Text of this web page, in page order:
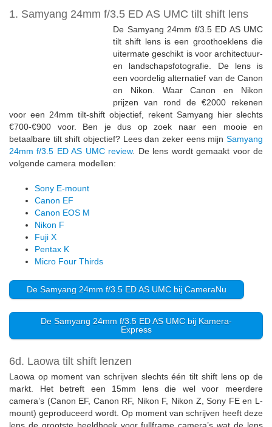
1. Samyang 24mm f/3.5 ED AS UMC tilt shift lens
De Samyang 24mm f/3.5 ED AS UMC
tilt shift lens is een groothoeklens die
uitermate geschikt is voor architectuur-
en landschapsfotografie. De lens is
een voordelig alternatief van de Canon
en Nikon. Waar Canon en Nikon
prijzen van rond de €2000 rekenen
voor een 24mm tilt-shift objectief, rekent Samyang hier slechts
€700-€900 voor. Ben je dus op zoek naar een mooie en
betaalbare tilt shift objectief? Lees dan zeker eens mijn Samyang
24mm f/3.5 ED AS UMC review. De lens wordt gemaakt voor de
volgende camera modellen:
Sony E-mount
Canon EF
Canon EOS M
Nikon F
Fuji X
Pentax K
Micro Four Thirds
De Samyang 24mm f/3.5 ED AS UMC bij CameraNu
De Samyang 24mm f/3.5 ED AS UMC bij Kamera-
Express
6d. Laowa tilt shift lenzen
Laowa op moment van schrijven slechts één tilt shift lens op de
markt. Het betreft een 15mm lens die wel voor meerdere
camera’s (Canon EF, Canon RF, Nikon F, Nikon Z, Sony FE en L-
mount) geproduceerd wordt. Op moment van schrijven heeft deze
lens de grootste beeldhoek voor fullframe camera’s wat de lens